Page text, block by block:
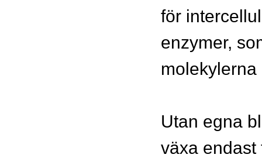
för
enzymer,
Utan egna
växa endast